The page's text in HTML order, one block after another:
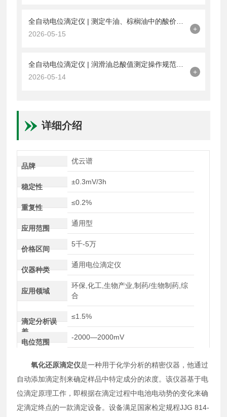
全自动电位滴定仪 | 测定牛油、棕榈油中的酸价规范操作与应用方案
2026-05-15
+
全自动电位滴定仪 | 润滑油总酸值测定操作规范与应用方案
2026-05-14
+
详细介绍
品牌
优云谱
稳定性
±0.3mV/3h
重复性
≤0.2%
应用范围
通用型
价格区间
5千-5万
仪器种类
通用电位滴定仪
应用领域
环保,化工,生物产业,制药/生物制药,综
合
滴定分析误
差
≤1.5%
电位范围
-2000—2000mV
氧化还原滴定仪是一种用于化学分析的精密仪器，他通过
自动添加滴定剂来确定样品中特定成分的浓度。该仪器基于电
位滴定原理工作，即根据在滴定过程中电池电动势的变化来确
定滴定终点的一款滴定设备。设备满足国家检定规程JJG 814-